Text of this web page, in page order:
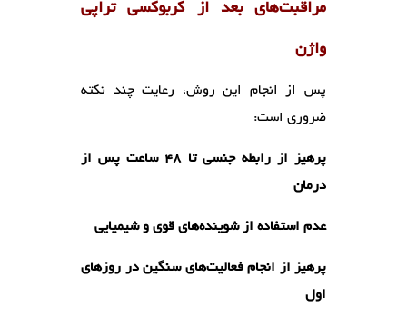
مراقبت‌های بعد از کربوکسی تراپی
واژن
پس از انجام این روش، رعایت چند نکته
ضروری است:
پرهیز از رابطه جنسی تا 48 ساعت پس از
درمان
عدم استفاده از شوینده‌های قوی و شیمیایی
پرهیز از انجام فعالیت‌های سنگین در روزهای
اول